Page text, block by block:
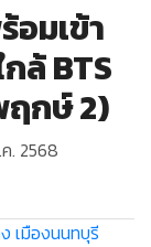
มเข้า
ล้ BTS
ฤกษ์ 2)
. 2568
เมืองนนทบุรี